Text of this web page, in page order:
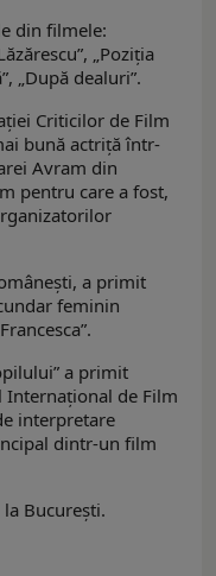
din filmele:
„Poziţia
„După dealuri”.
Criticilor de Film
bună actriță într-
Avram din
pentru care a fost,
a primit
feminin
a primit
Internațional de Film
interpretare
dintr-un film
București.